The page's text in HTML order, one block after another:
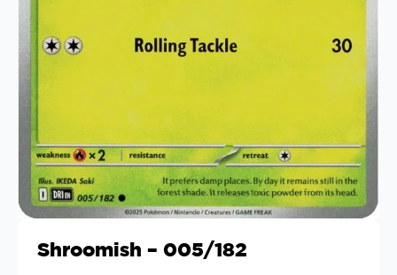
Shroomish – 005/182